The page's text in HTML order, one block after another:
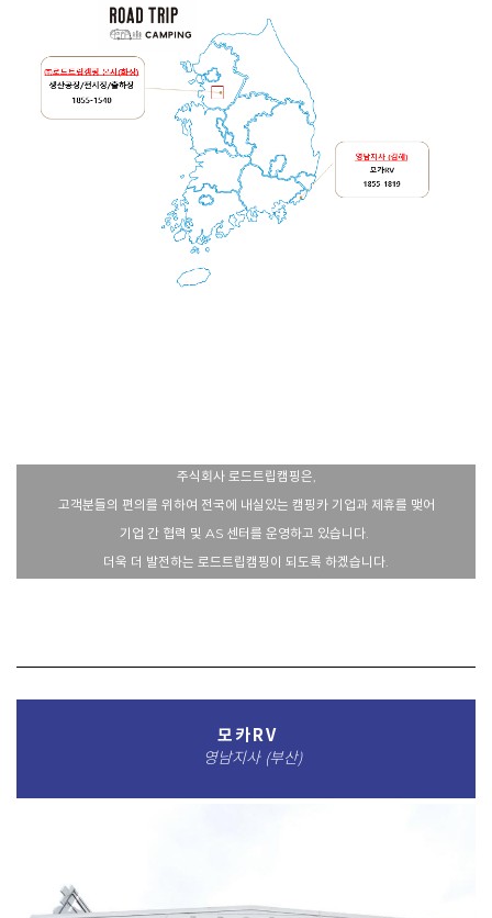
주식회사 로드트립캠핑은,
고객분들의 편의를 위하여 전국에 내실있는 캠핑카 기업과 제휴를 맺어
기업 간 협력 및 AS 센터를 운영하고 있습니다.
더욱 더 발전하는 로드트립캠핑이 되도록 하겠습니다.
모카RV
영남지사 (부산)